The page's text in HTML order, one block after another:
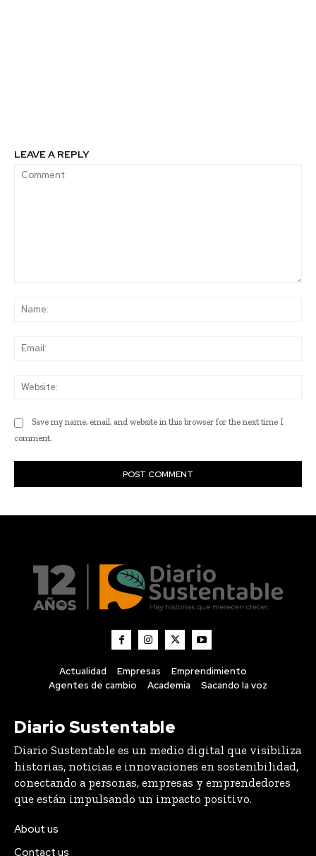
Actualidad Empresas
Emprendimiento
Agentes de cambio
Academia Sacando la voz
Diario Sustentable
Diario Sustentable es un medio digital que visibiliza
historias, noticias e innovaciones en sostenibilidad,
conectando a personas, empresas y emprendedores
que están impulsando un impacto positivo.
About us
Contact us